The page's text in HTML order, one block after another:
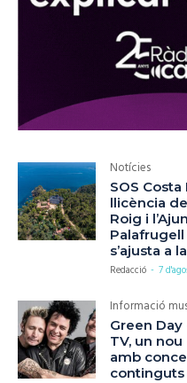
Notícies
SOS
llicència
Roig i
s’ajusta a
Redacció - 7
Informació
Green
TV, un
amb
continguts